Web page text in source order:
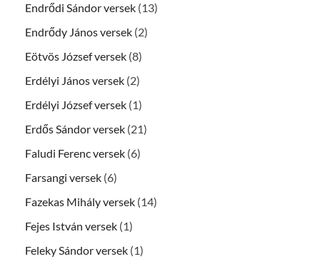
Endrődi Sándor versek (13)
Endrődy János versek (2)
Eötvös József versek (8)
Erdélyi János versek (2)
Erdélyi József versek (1)
Erdős Sándor versek (21)
Faludi Ferenc versek (6)
Farsangi versek (6)
Fazekas Mihály versek (14)
Fejes István versek (1)
Feleky Sándor versek (1)